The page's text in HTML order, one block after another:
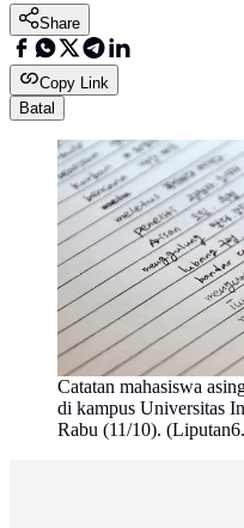
Share
Copy Link
Batal
Catatan mahasiswa
di kampus Universitas
Rabu (11/10).